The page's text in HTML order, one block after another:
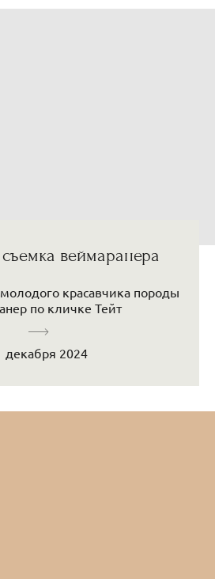
веймаранера
красавчика породы
по кличке Тейт
декабря 2024